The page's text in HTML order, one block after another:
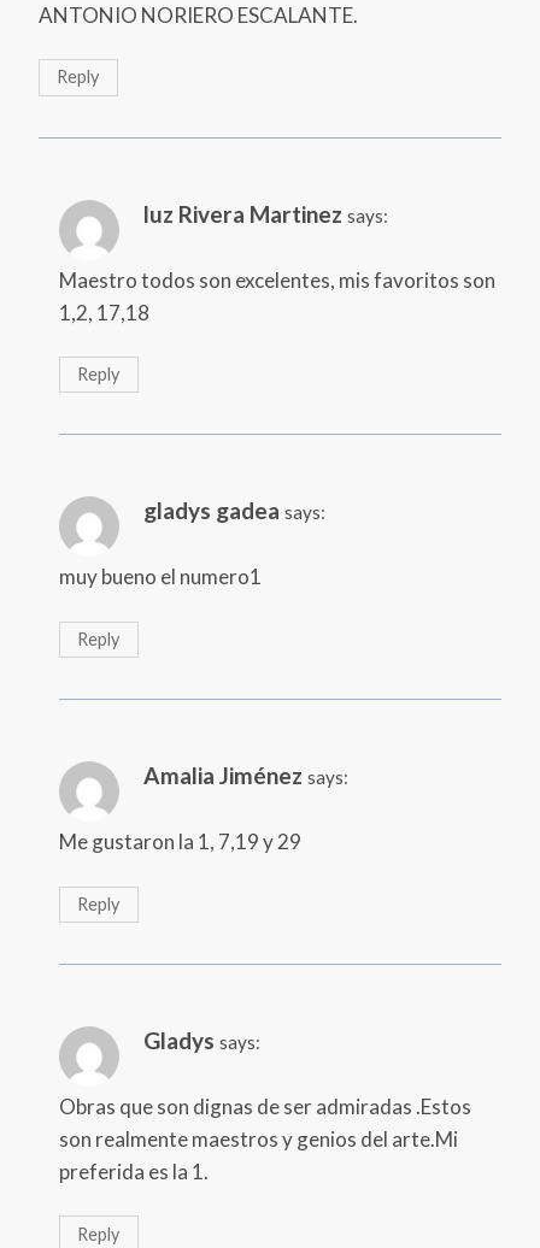
ANTONIO NORIERO ESCALANTE.
Reply
luz Rivera Martinez says:
Maestro todos son excelentes, mis favoritos son
1,2, 17,18
Reply
gladys gadea says:
muy bueno el numero1
Reply
Amalia Jiménez says:
Me gustaron la 1, 7,19 y 29
Reply
Gladys says:
Obras que son dignas de ser admiradas .Estos
son realmente maestros y genios del arte.Mi
preferida es la 1.
Reply